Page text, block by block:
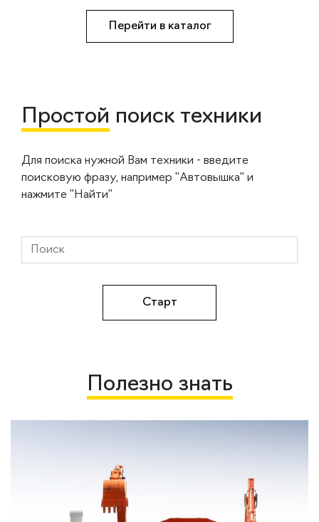
Перейти в каталог
Простой поиск техники
Для поиска нужной Вам техники - введите
поисковую фразу, например "Автовышка" и
нажмите "Найти"
Полезно знать